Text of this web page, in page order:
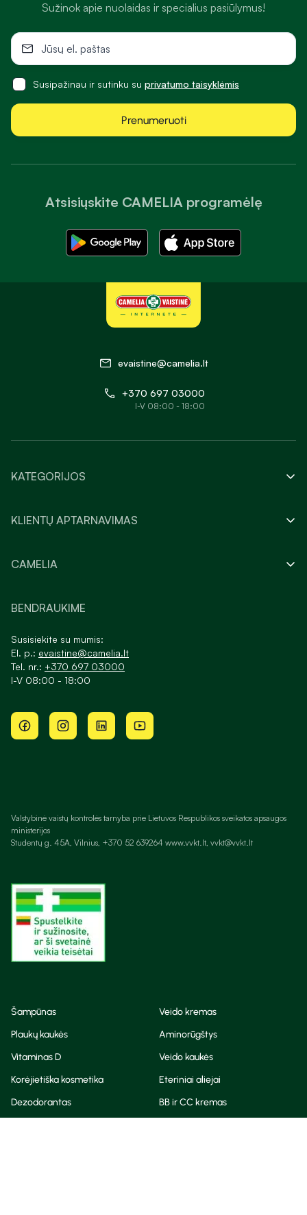
Atsisiųskite CAMELIA programėlę
Sužinok apie nuolaidas ir specialius pasiūlymus!
Susipažinau ir sutinku su privatumo taisyklėmis
Prenumeruoti
evaistine@camelia.lt
+370 697 03000
I-V 08:00 - 18:00
KATEGORIJOS
KLIENTŲ APTARNAVIMAS
CAMELIA
BENDRAUKIME
Susisiekite su mumis:
El. p.: evaistine@camelia.lt
Tel. nr.: +370 697 03000
I-V 08:00 - 18:00
Valstybinė vaistų kontrolės tarnyba prie Lietuvos Respublikos sveikatos apsaugos
ministerijos
Studentų g. 45A, Vilnius, +370 52 639264 www.vvkt.lt, vvkt@vvkt.lt
Šampūnas
Veido kremas
Plaukų kaukės
Aminorūgštys
Vitaminas D
Veido kaukės
Korėjietiška kosmetika
Eteriniai aliejai
Dezodorantas
BB ir CC kremas